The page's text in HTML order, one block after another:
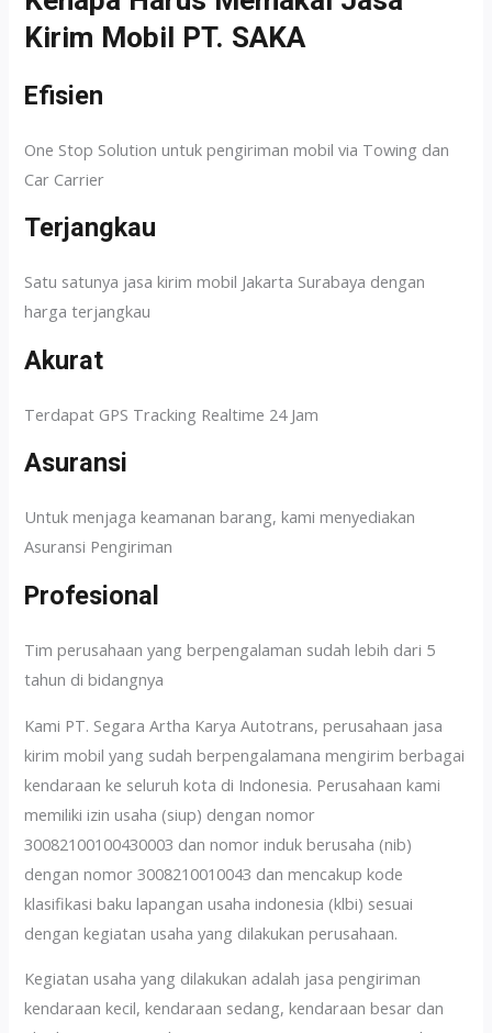
Kirim Mobil PT. SAKA
Efisien
One Stop Solution untuk pengiriman mobil via Towing dan
Car Carrier
Terjangkau
Satu satunya jasa kirim mobil Jakarta Surabaya dengan
harga terjangkau
Akurat
Terdapat GPS Tracking Realtime 24 Jam
Asuransi
Untuk menjaga keamanan barang, kami menyediakan
Asuransi Pengiriman
Profesional
Tim perusahaan yang berpengalaman sudah lebih dari 5
tahun di bidangnya
Kami PT. Segara Artha Karya Autotrans, perusahaan jasa
kirim mobil yang sudah berpengalamana mengirim berbagai
kendaraan ke seluruh kota di Indonesia. Perusahaan kami
memiliki izin usaha (siup) dengan nomor
30082100100430003 dan nomor induk berusaha (nib)
dengan nomor 3008210010043 dan mencakup kode
klasifikasi baku lapangan usaha indonesia (klbi) sesuai
dengan kegiatan usaha yang dilakukan perusahaan.
Kegiatan usaha yang dilakukan adalah jasa pengiriman
kendaraan kecil, kendaraan sedang, kendaraan besar dan